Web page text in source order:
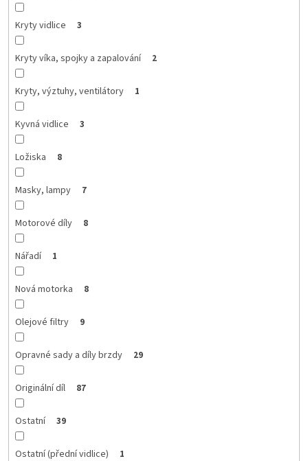
Kryty vidlice 3
Kryty víka, spojky a zapalování 2
Kryty, výztuhy, ventilátory 1
Kyvná vidlice 3
Ložiska 8
Masky, lampy 7
Motorové díly 8
Nářadí 1
Nová motorka 8
Olejové filtry 9
Opravné sady a díly brzdy 29
Originální díl 87
Ostatní 39
Ostatní (přední vidlice) 1